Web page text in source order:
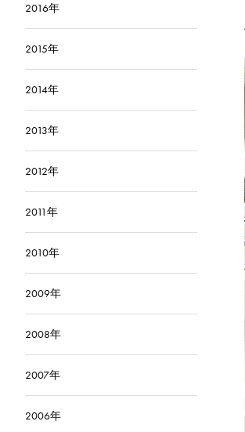
2016年
2015年
2014年
2013年
2012年
2011年
2010年
2009年
2008年
2007年
2006年